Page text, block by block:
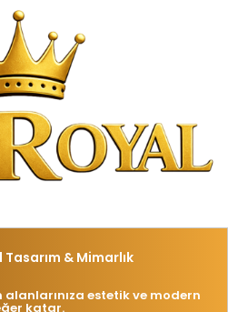
& Mimarlık
estetik ve modern
katar.